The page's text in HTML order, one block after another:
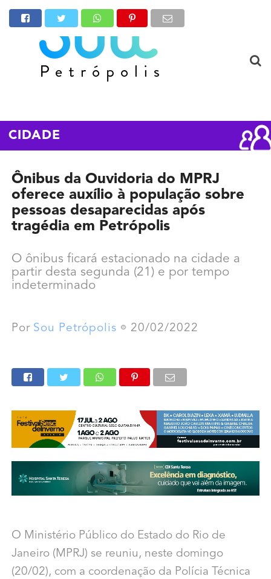
CIDADE
Ônibus da Ouvidoria do MPRJ
oferece auxílio à população sobre
pessoas desaparecidas após
tragédia em Petrópolis
O ônibus ficará estacionado na cidade a
partir desta segunda (21) e por tempo
indeterminado
Por Sou Petrópolis 20/02/2022
O Ministério Público do Estado do Rio de
Janeiro (MPRJ) se reuniu, neste domingo
(20/02), com a coordenação da Polícia Técnica